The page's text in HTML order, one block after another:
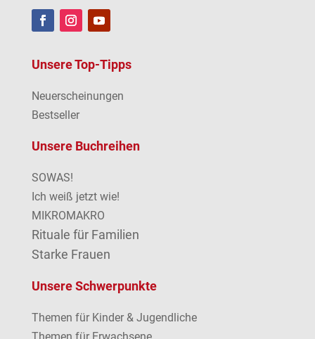
Unsere Top-Tipps
Neuerscheinungen
Bestseller
Unsere Buchreihen
SOWAS!
Ich weiß jetzt wie!
MIKROMAKRO
Rituale für Familien
Starke Frauen
Unsere Schwerpunkte
Themen für Kinder & Jugendliche